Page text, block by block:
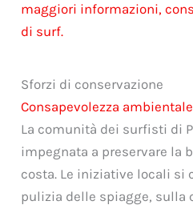
maggiori informazioni,
di surf.
Sforzi di conservazione
Consapevolezza ambientale
La comunità dei surfisti di
impegnata a preservare la
costa. Le iniziative locali si
pulizia delle spiagge, sulla